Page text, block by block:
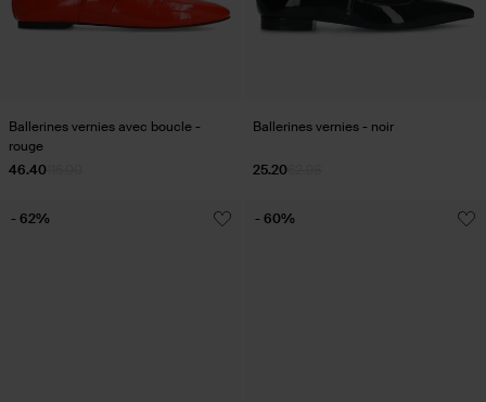
Ballerines vernies avec boucle -
rouge
46.40
Ballerines vernies - noir
25.20
- 62% - 60%